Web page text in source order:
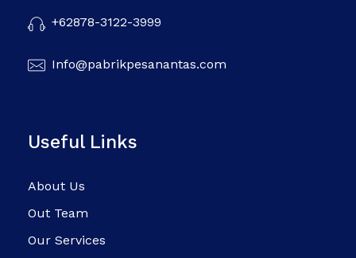
+62878-3122-3999
Info@pabrikpesanantas.com
Useful Links
About Us
Out Team
Our Services